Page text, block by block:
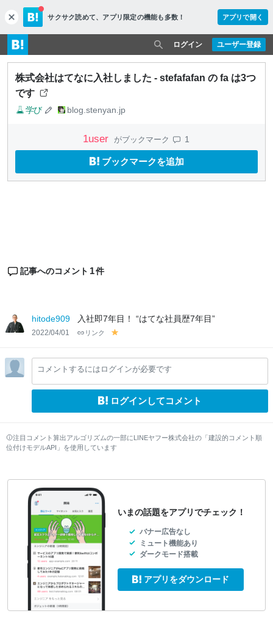
c
l
o
s
e
サクサク読めて、 アプリ限定の機能も多数！ アプリで開く
ユーザー登録
ログイン
株式会社はてなに入社しました - stefafafan の fa は3つ
です
学び blog.stenyan.jp
1user がブックマーク 1
ブックマークを追加
記事へのコメント 1件
hitode909 入社即7年目！ “はてな社員歴7年目”
2022/04/01 リンク
lo
w
コメントするにはログインが必要です
ログインしてコメント
注目コメント算出アルゴリズムの一部にLINEヤフー株式会社の「建設的コメント順
位付けモデルAPI」を使用しています
いまの話題をアプリでチェック！
バナー広告なし
ミュート機能あり
ダークモード搭載
アプリをダウンロード